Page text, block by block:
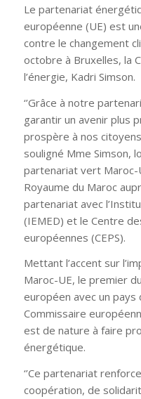
Le partenariat
européenne (UE) est
contre le changement
octobre à Bruxelles, la
l’énergie, Kadri Simson.
‘’Grâce à notre
garantir un avenir plus
prospère à nos
souligné Mme Simson,
partenariat vert Maroc-
Royaume du Maroc
partenariat avec
(IEMED) et le Centre
européennes (CEPS).
Mettant l’accent sur
Maroc-UE, le premier
européen avec un pays
Commissaire
est de nature à faire
énergétique.
‘’Ce partenariat
coopération, de